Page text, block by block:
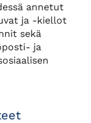
annetut
ja -kiellot
sekä
ja